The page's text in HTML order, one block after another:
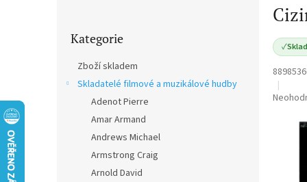
kategorie
Kategorie
Zboží skladem
Skladatelé filmové a muzikálové hudby
Adenot Pierre
Amar Armand
Andrews Michael
Armstrong Craig
Arnold David
✓